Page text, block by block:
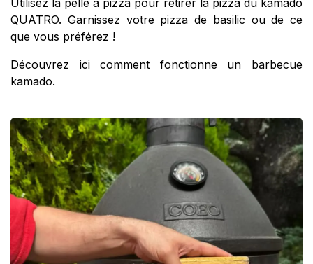
Utilisez la pelle à pizza pour retirer la pizza du kamado
QUATRO. Garnissez votre pizza de basilic ou de ce
que vous préférez ! ​
Découvrez icicomment fonctionne un barbecue
kamado.